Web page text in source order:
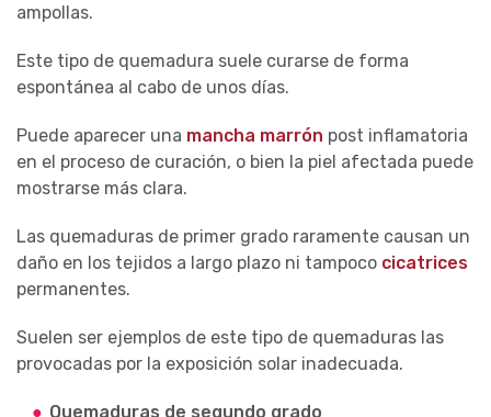
ampollas.
Este tipo de quemadura suele curarse de forma
espontánea al cabo de unos días.
Puede aparecer una mancha marrón post inflamatoria
en el proceso de curación, o bien la piel afectada puede
mostrarse más clara.
Las quemaduras de primer grado raramente causan un
daño en los tejidos a largo plazo ni tampoco cicatrices
permanentes.
Suelen ser ejemplos de este tipo de quemaduras las
provocadas por la exposición solar inadecuada.
Quemaduras de segundo grado